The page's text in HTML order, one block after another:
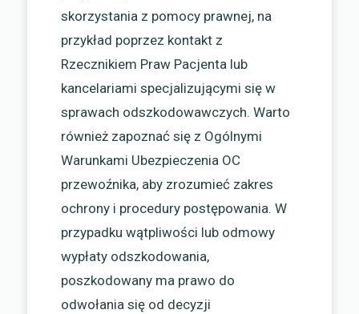
skorzystania z pomocy prawnej, na
przykład poprzez kontakt z
Rzecznikiem Praw Pacjenta lub
kancelariami specjalizującymi się w
sprawach odszkodowawczych. Warto
również zapoznać się z Ogólnymi
Warunkami Ubezpieczenia OC
przewoźnika, aby zrozumieć zakres
ochrony i procedury postępowania. W
przypadku wątpliwości lub odmowy
wypłaty odszkodowania,
poszkodowany ma prawo do
odwołania się od decyzji